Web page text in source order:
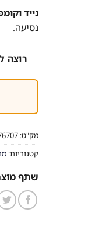
נייד
נסיעה.
רוצה
מק"ט:
קטגוריות:
שתף